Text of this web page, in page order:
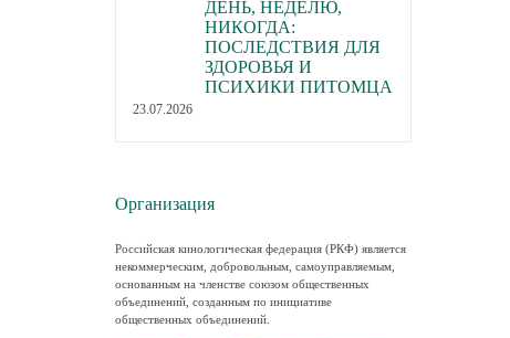
ДЕНЬ, НЕДЕЛЮ,
НИКОГДА:
ПОСЛЕДСТВИЯ ДЛЯ
ЗДОРОВЬЯ И
ПСИХИКИ ПИТОМЦА
23.07.2026
Организация
Российская кинологическая федерация (РКФ) является
некоммерческим, добровольным, самоуправляемым,
основанным на членстве союзом общественных
объединений, созданным по инициативе
общественных объединений.